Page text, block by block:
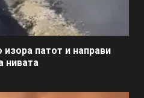
патот и направи
нивата